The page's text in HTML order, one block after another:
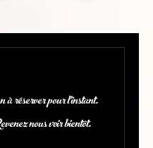
réserver pour l'instant.
nous voir bientôt.